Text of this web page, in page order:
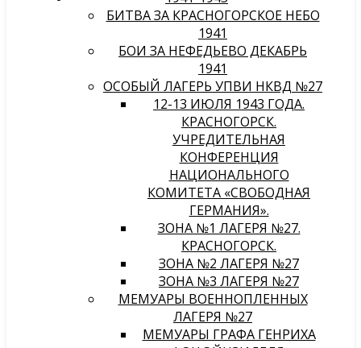
БИТВА ЗА КРАСНОГОРСКОЕ НЕБО
1941
БОИ ЗА НЕФЕДЬЕВО ДЕКАБРЬ
1941
ОСОБЫЙ ЛАГЕРЬ УПВИ НКВД №27
12-13 ИЮЛЯ 1943 ГОДА.
КРАСНОГОРСК.
УЧРЕДИТЕЛЬНАЯ
КОНФЕРЕНЦИЯ
НАЦИОНАЛЬНОГО
КОМИТЕТА «СВОБОДНАЯ
ГЕРМАНИЯ».
ЗОНА №1 ЛАГЕРЯ №27.
КРАСНОГОРСК.
ЗОНА №2 ЛАГЕРЯ №27
ЗОНА №3 ЛАГЕРЯ №27
МЕМУАРЫ ВОЕННОПЛЕННЫХ
ЛАГЕРЯ №27
МЕМУАРЫ ГРАФА ГЕНРИХА